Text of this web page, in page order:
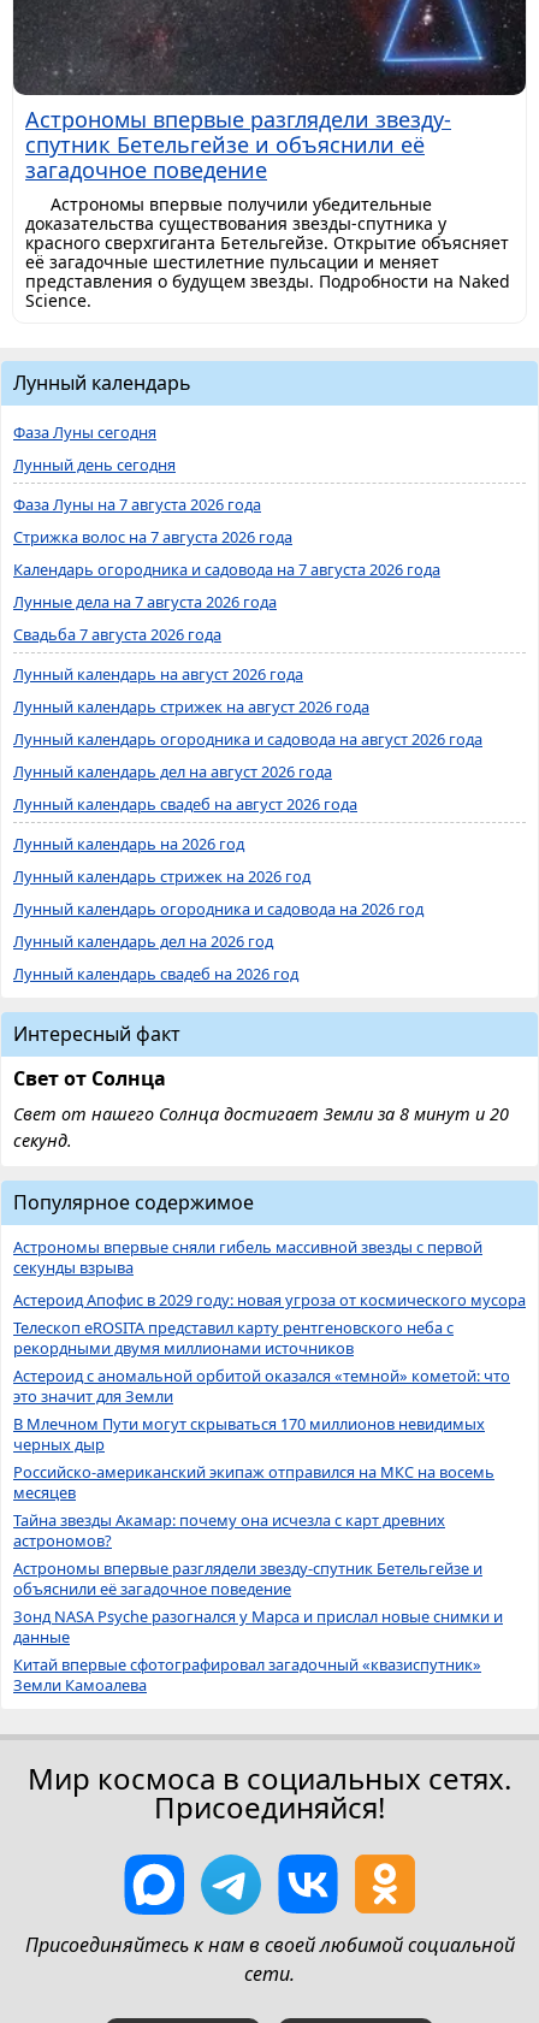
Астрономы впервые разглядели звезду-
спутник Бетельгейзе и объяснили её
загадочное поведение
Астрономы впервые получили убедительные
доказательства существования звезды-спутника у
красного сверхгиганта Бетельгейзе. Открытие объясняет
её загадочные шестилетние пульсации и меняет
представления о будущем звезды. Подробности на Naked
Science.
Лунный календарь
Фаза Луны сегодня
Лунный день сегодня
Фаза Луны на 7 августа 2026 года
Стрижка волос на 7 августа 2026 года
Календарь огородника и садовода на 7 августа 2026 года
Лунные дела на 7 августа 2026 года
Свадьба 7 августа 2026 года
Лунный календарь на август 2026 года
Лунный календарь стрижек на август 2026 года
Лунный календарь огородника и садовода на август 2026 года
Лунный календарь дел на август 2026 года
Лунный календарь свадеб на август 2026 года
Лунный календарь на 2026 год
Лунный календарь стрижек на 2026 год
Лунный календарь огородника и садовода на 2026 год
Лунный календарь дел на 2026 год
Лунный календарь свадеб на 2026 год
Интересный факт
Свет от Солнца
Свет от нашего Солнца достигает Земли за 8 минут и 20
секунд.
Популярное содержимое
Астрономы впервые сняли гибель массивной звезды с первой
секунды взрыва
Астероид Апофис в 2029 году: новая угроза от космического мусора
Телескоп eROSITA представил карту рентгеновского неба с
рекордными двумя миллионами источников
Астероид с аномальной орбитой оказался «темной» кометой: что
это значит для Земли
В Млечном Пути могут скрываться 170 миллионов невидимых
черных дыр
Российско-американский экипаж отправился на МКС на восемь
месяцев
Тайна звезды Акамар: почему она исчезла с карт древних
астрономов?
Астрономы впервые разглядели звезду-спутник Бетельгейзе и
объяснили её загадочное поведение
Зонд NASA Psyche разогнался у Марса и прислал новые снимки и
данные
Китай впервые сфотографировал загадочный «квазиспутник»
Земли Камоалева
Мир космоса в социальных сетях.
Присоединяйся!
Присоединяйтесь к нам в своей любимой социальной
сети.